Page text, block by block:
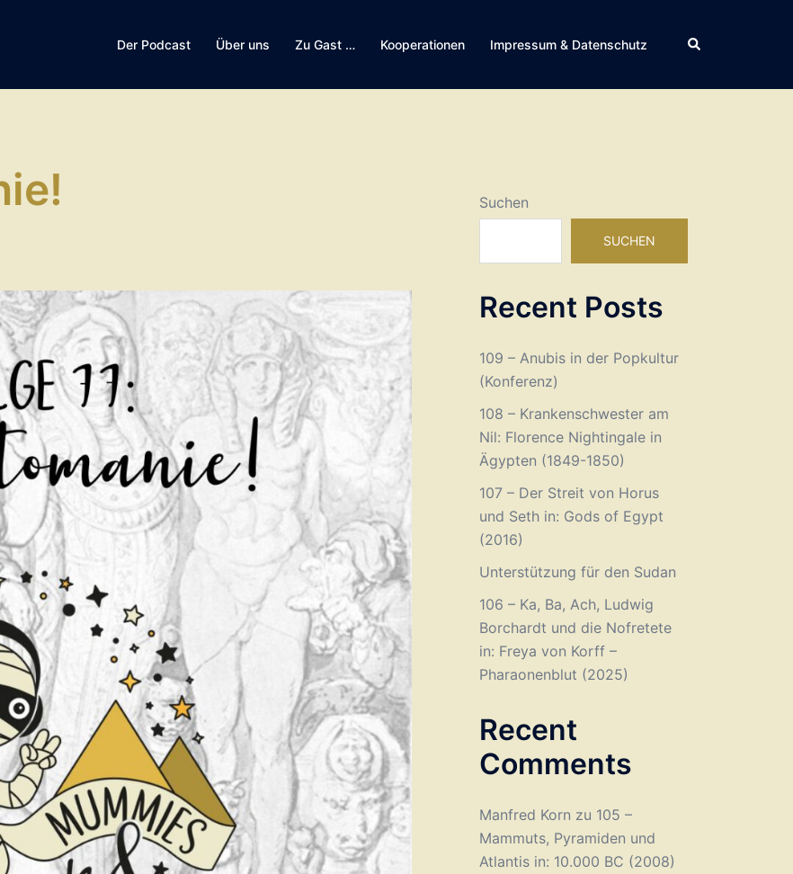
Der Podcast Über uns Zu Gast … Kooperationen Impressum & Datenschutz Suche
Suchen
SUCHEN
Recent Posts
109 – Anubis in der Popkultur
(Konferenz)
108 – Krankenschwester am
Nil: Florence Nightingale in
Ägypten (1849-1850)
107 – Der Streit von Horus
und Seth in: Gods of Egypt
(2016)
Unterstützung für den Sudan
106 – Ka, Ba, Ach, Ludwig
Borchardt und die Nofretete
in: Freya von Korff –
Pharaonenblut (2025)
Recent
Comments
Manfred Korn zu 105 –
Mammuts, Pyramiden und
Atlantis in: 10.000 BC (2008)